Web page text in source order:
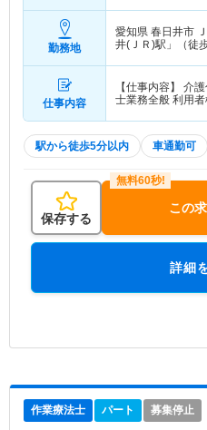
勤務地
愛知県 春日井市
井(ＪＲ)駅」（徒
仕事内容
【仕事内容】 介
士業務全般 利用
駅から徒歩5分以内 車通勤可
保存する
この
詳細
作業療法士 パート 募集停止